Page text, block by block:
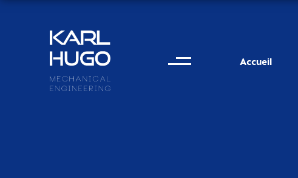
Karl Hugo
Informations de contact
Accueil